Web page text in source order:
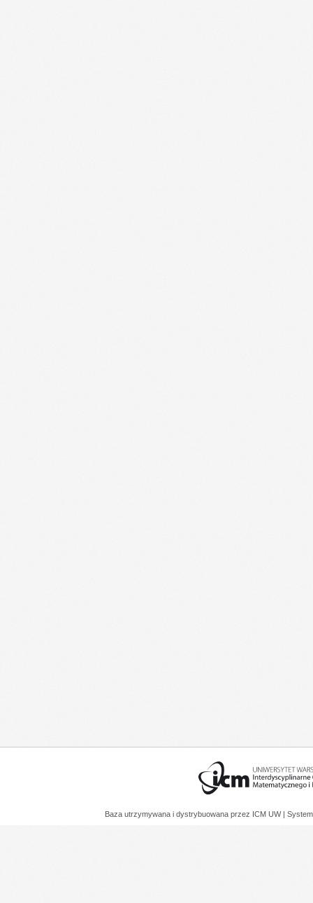
Baza utrzymywana i dystrybuowana przez ICM UW |